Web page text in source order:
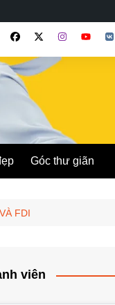
Góc thư giãn
FDI
viên